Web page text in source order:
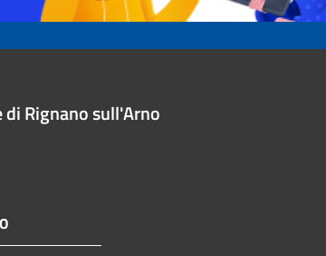
di Rignano sull'Arno